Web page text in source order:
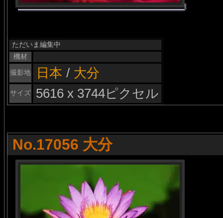
ただいま編集中
機材
撮影地
日本 / 大分
サイズ 5616 x 3744ピクセル
No.17056 大分